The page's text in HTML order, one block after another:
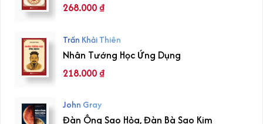
268.000₫
Trần Khải Thiên
Nhân Tướng Học Ứng Dụng
218.000₫
John Gray
Đàn Ông Sao Hỏa, Đàn Bà Sao Kim